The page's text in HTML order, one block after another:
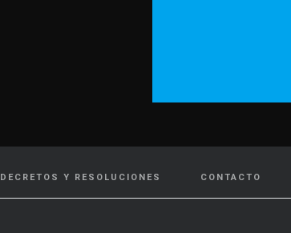
DECRETOS Y RESOLUCIONES CONTACTO